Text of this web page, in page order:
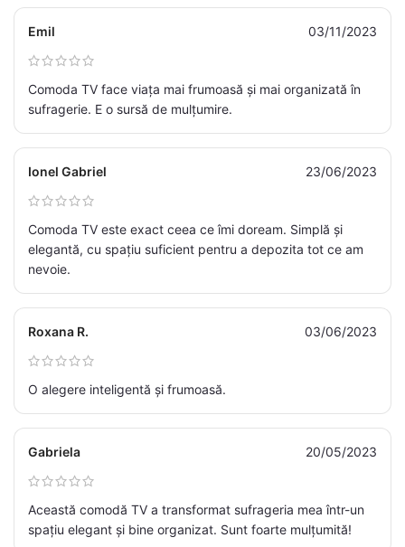
Emil 03/11/2023
Comoda TV face viața mai frumoasă și mai organizată în
sufragerie. E o sursă de mulțumire.
Ionel Gabriel 23/06/2023
Comoda TV este exact ceea ce îmi doream. Simplă și
elegantă, cu spațiu suficient pentru a depozita tot ce am
nevoie.
Roxana R. 03/06/2023
O alegere inteligentă și frumoasă.
Gabriela 20/05/2023
Această comodă TV a transformat sufrageria mea într-un
spațiu elegant și bine organizat. Sunt foarte mulțumită!